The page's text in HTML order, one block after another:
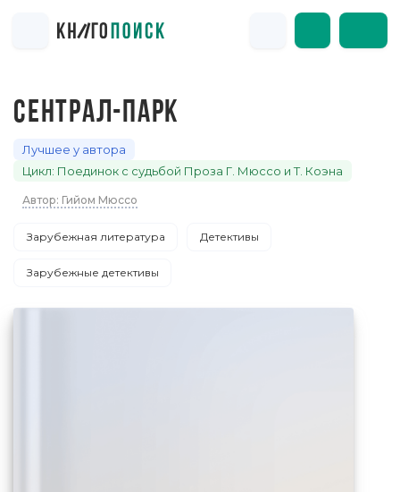
СЕНТРАЛ-ПАРК
Лучшее у автора
Цикл: Поединок с судьбой Проза Г. Мюссо и Т. Коэна
Автор: Гийом Мюссо
Зарубежная литература Детективы
Зарубежные детективы